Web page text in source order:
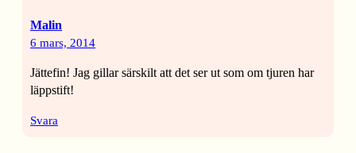
Malin
6 mars, 2014
Jättefin! Jag gillar särskilt att det ser ut som om tjuren har
läppstift!
Svara